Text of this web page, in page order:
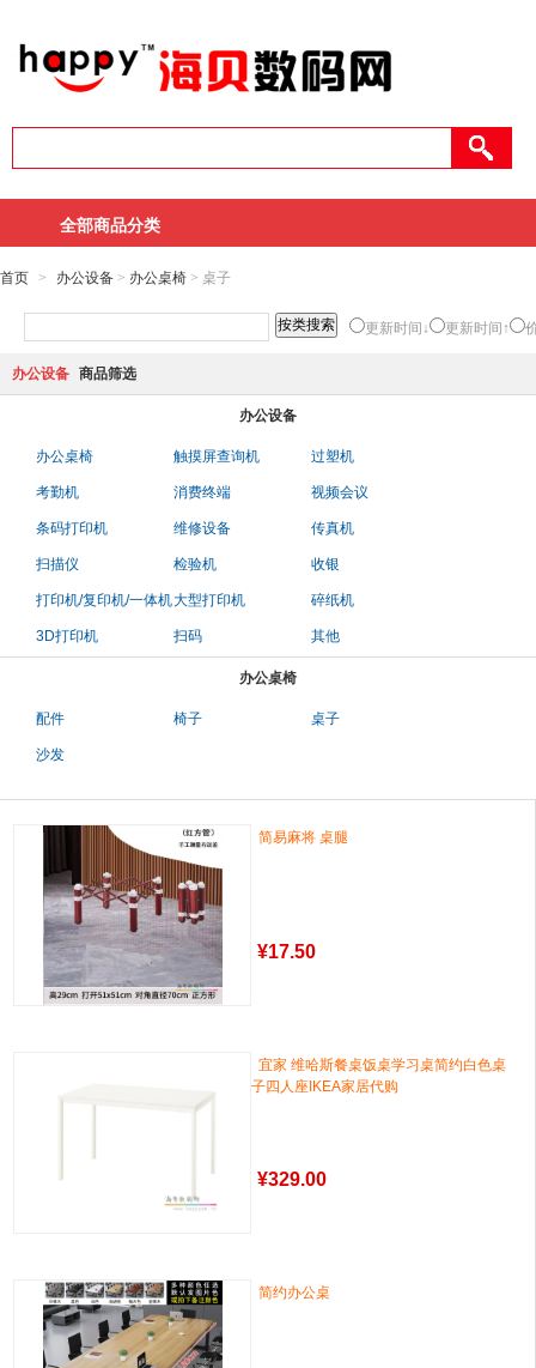
全部商品分类
首页 > 办公设备 > 办公桌椅 > 桌子
更新时间↓ 更新时间↑
办公设备 商品筛选
办公设备
办公桌椅 触摸屏查询机 过塑机
考勤机 消费终端 视频会议
条码打印机 维修设备 传真机
扫描仪 检验机 收银
打印机/复印机/一体机大型打印机 碎纸机
3D打印机 扫码 其他
办公桌椅
配件 椅子 桌子
沙发
简易麻将 桌腿
¥17.50
宜家 维哈斯餐桌饭桌学习桌简约白色桌
子四人座IKEA家居代购
¥329.00
简约办公桌